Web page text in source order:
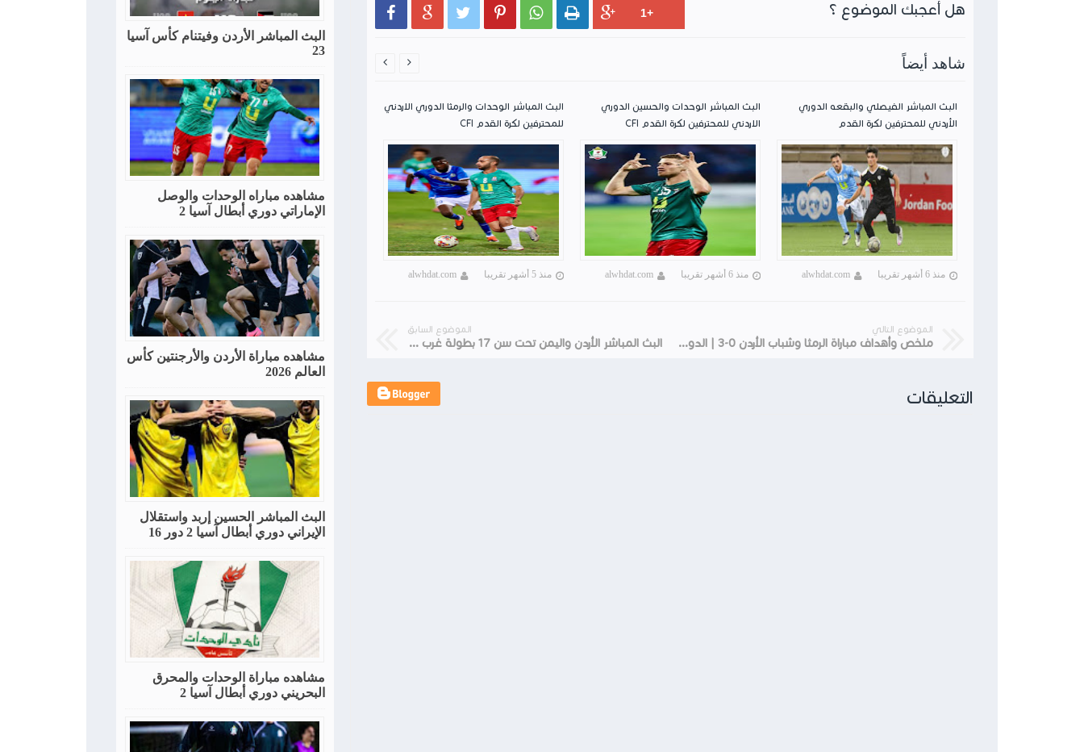
هل أعجبك الموضوع ؟      
شاهد أيضاً
البث المباشر الوحدات والرمثا الدوري الاردني
للمحترفين لكرة القدم CFI
منذ 5 أشهر تقريبا alwhdat.com
البث المباشر الوحدات والحسين الدوري
الاردني للمحترفين لكرة القدم CFI
منذ 6 أشهر تقريبا alwhdat.com
البث المباشر الفيصلي والبقعه الدوري
الأردني للمحترفين لكرة القدم
منذ 6 أشهر تقريبا alwhdat.com
 
الموضوع التالي
ملخص وأهداف مباراة الرمثا وشباب الأردن 0-3 | الدوري الأردني للمحترفين 2022
الموضوع السابق
البث المباشر الأردن واليمن تحت سن 17 بطولة غرب آسيا للناشئين
التعليقات
البث المباشر الأردن وفيتنام كأس آسيا
23
مشاهده مباراه الوحدات والوصل
الإماراتي دوري أبطال آسيا 2
مشاهده مباراة الأردن والأرجنتين كأس
العالم 2026
البث المباشر الحسين إربد واستقلال
الإيراني دوري أبطال آسيا 2 دور 16
مشاهده مباراة الوحدات والمحرق
البحريني دوري أبطال آسيا 2